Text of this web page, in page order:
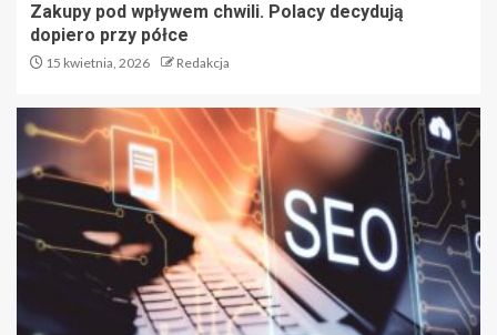
Zakupy pod wpływem chwili. Polacy decydują
dopiero przy półce
15 kwietnia, 2026 Redakcja